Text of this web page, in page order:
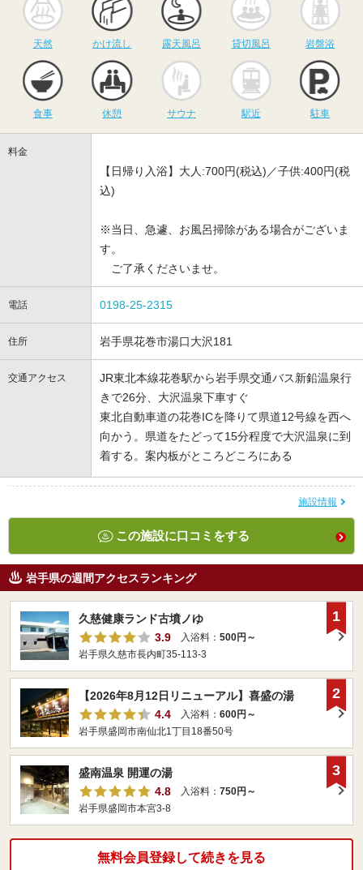
天然 かけ流し 露天風呂 貸切風呂 岩盤浴
食事 休憩
サウナ
サウナ 駅近 駐車
料金
【日帰り入浴】大人:700円(税込)／子供:400円(税
込)
※当日、急遽、お風呂掃除がある場合がございま
す。
ご了承くださいませ。
電話 0198-25-2315
住所 岩手県花巻市湯口大沢181
交通アクセス
JR東北本線花巻駅から岩手県交通バス新鉛温泉行
きで26分、大沢温泉下車すぐ
東北自動車道の花巻ICを降りて県道12号線を西へ
向かう。県道をたどって15分程度で大沢温泉に到
着する。案内板がところどころにある
施設情報
この施設に口コミをする
岩手県の週間アクセスランキング
久慈健康ランド古墳ノゆ
3.9
入浴料： 500円～
岩手県久慈市長内町35-113-3
1
【2026年8月12日リニューアル】喜盛の湯
4.4
入浴料： 600円～
岩手県盛岡市南仙北1丁目18番50号
2
盛南温泉 開運の湯
4.8
入浴料： 750円～
岩手県盛岡市本宮3-8
3
無料会員登録して続きを見る